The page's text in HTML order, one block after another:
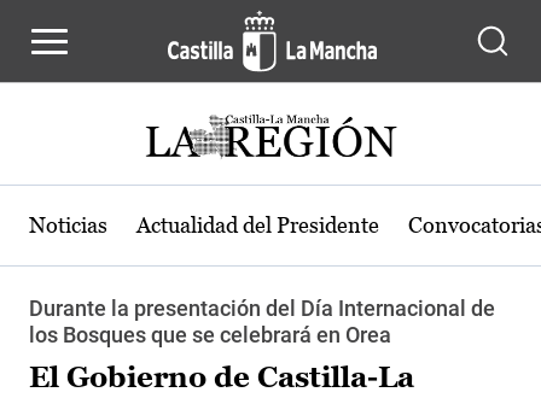
Noticias Actualidad del Presidente
Durante la presentación del Día Internacional de
los Bosques que se celebrará en Orea
El Gobierno de Castilla-La